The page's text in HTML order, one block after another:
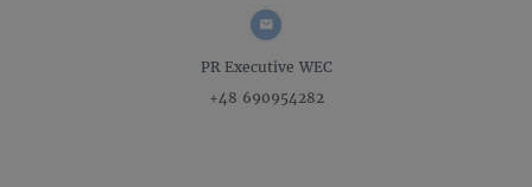
PR Executive WEC
+48 690954282